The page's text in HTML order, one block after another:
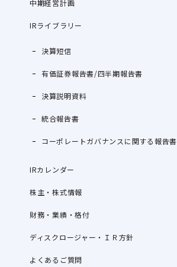
中期経営計画
IRライブラリー
決算短信
有価証券報告書/四半期報告書
決算説明資料
統合報告書
コーポレートガバナンスに関する報告書
IRカレンダー
株主・株式情報
財務・業績・格付
ディスクロージャー・ＩＲ方針
よくあるご質問